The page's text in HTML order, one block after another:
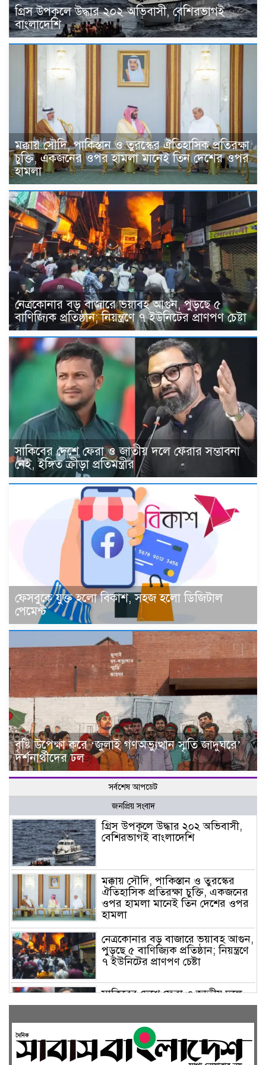
গ্রিস উপকূলে উদ্ধার ২০২ অভিবাসী, বেশিরভাগই
বাংলাদেশি
মক্কায় সৌদি, পাকিস্তান ও তুরস্কের ঐতিহাসিক প্রতিরক্ষা
চুক্তি, একজনের ওপর হামলা মানেই তিন দেশের ওপর
হামলা
নেত্রকোনার বড় বাজারে ভয়াবহ আগুন, পুড়ছে ৫
বাণিজ্যিক প্রতিষ্ঠান; নিয়ন্ত্রণে ৭ ইউনিটের প্রাণপণ চেষ্টা
সাকিবের দেশে ফেরা ও জাতীয় দলে ফেরার সম্ভাবনা
নেই, ইঙ্গিত ক্রীড়া প্রতিমন্ত্রীর
ফেসবুকে যুক্ত হলো বিকাশ, সহজ হলো ডিজিটাল
পেমেন্ট
বৃষ্টি উপেক্ষা করে ‘জুলাই গণঅভ্যুত্থান স্মৃতি জাদুঘরে’
দর্শনার্থীদের ঢল
সর্বশেষ আপডেট
জনপ্রিয় সংবাদ
গ্রিস উপকূলে উদ্ধার ২০২ অভিবাসী,
বেশিরভাগই বাংলাদেশি
মক্কায় সৌদি, পাকিস্তান ও তুরস্কের
ঐতিহাসিক প্রতিরক্ষা চুক্তি, একজনের
ওপর হামলা মানেই তিন দেশের ওপর
হামলা
নেত্রকোনার বড় বাজারে ভয়াবহ আগুন,
পুড়ছে ৫ বাণিজ্যিক প্রতিষ্ঠান; নিয়ন্ত্রণে
৭ ইউনিটের প্রাণপণ চেষ্টা
সাকিবের দেশে ফেরা ও জাতীয় দলে
ফেরার সম্ভাবনা নেই, ইঙ্গিত ক্রীড়া
ফেসবুকে যুক্ত হলো বিকাশ, সহজ
হলো ডিজিটাল পেমেন্ট